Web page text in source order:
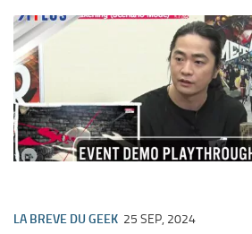
LA BREVE DU GEEK 25 SEP, 2024